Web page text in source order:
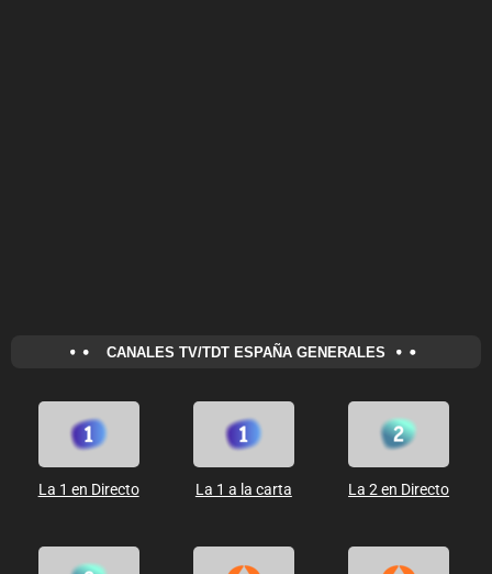
CANALES TV/TDT ESPAÑA GENERALES
La 1 en Directo La 1 a la carta La 2 en Directo